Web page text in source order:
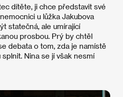
dítěte, ji chce představit své
u lůžka Jakubova
statečná, ale umírající
prosbou. Prý by chtěl
debata o tom, zda je namístě
Nina se jí však nesmí